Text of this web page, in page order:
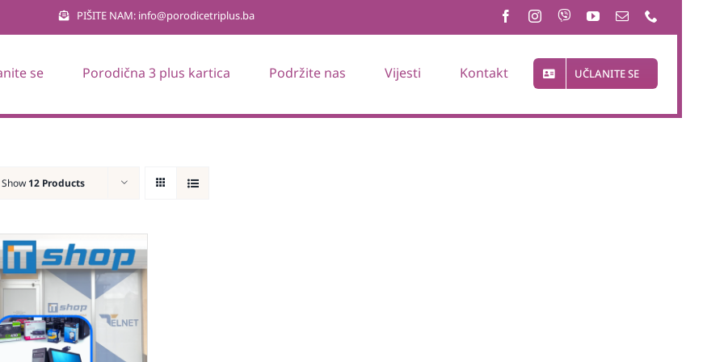
PIŠITE NAM: info@porodicetriplus.ba
se Porodična 3 plus kartica Podržite nas Vijesti Kontakt UČLANITE SE
Show 12 Products